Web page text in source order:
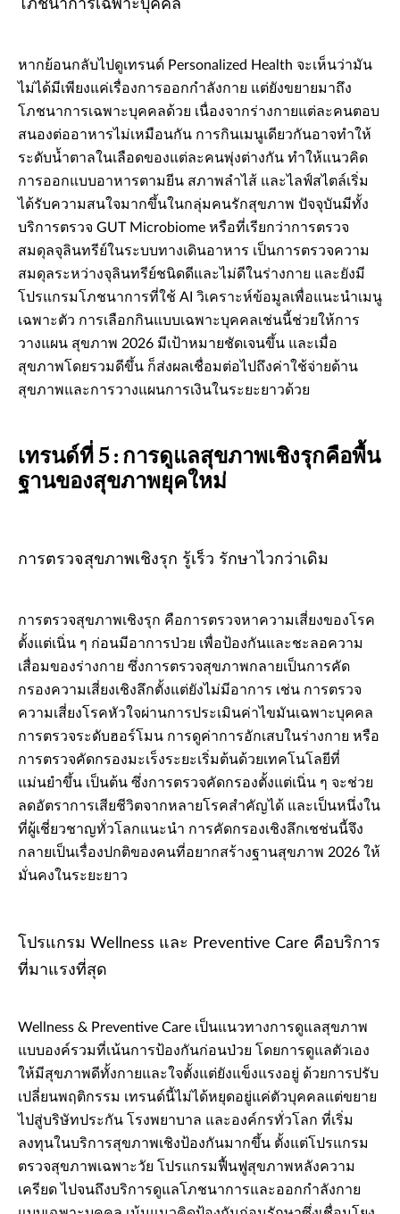
โภชนาการเฉพาะบุคคล
หากย้อนกลับไปดูเทรนด์ Personalized Health จะเห็นว่ามัน
ไม่ได้มีเพียงแค่เรื่องการออกกำลังกาย แต่ยังขยายมาถึง
โภชนาการเฉพาะบุคคลด้วย เนื่องจากร่างกายแต่ละคนตอบ
สนองต่ออาหารไม่เหมือนกัน การกินเมนูเดียวกันอาจทำให้
ระดับน้ำตาลในเลือดของแต่ละคนพุ่งต่างกัน ทำให้แนวคิด
การออกแบบอาหารตามยีน สภาพลำไส้ และไลฟ์สไตล์เริ่ม
ได้รับความสนใจมากขึ้นในกลุ่มคนรักสุขภาพ ปัจจุบันมีทั้ง
บริการตรวจ GUT Microbiome หรือที่เรียกว่าการตรวจ
สมดุลจุลินทรีย์ในระบบทางเดินอาหาร เป็นการตรวจความ
สมดุลระหว่างจุลินทรีย์ชนิดดีและไม่ดีในร่างกาย และยังมี
โปรแกรมโภชนาการที่ใช้ AI วิเคราะห์ข้อมูลเพื่อแนะนำเมนู
เฉพาะตัว การเลือกกินแบบเฉพาะบุคคลเช่นนี้ช่วยให้การ
วางแผน สุขภาพ 2026 มีเป้าหมายชัดเจนขึ้น และเมื่อ
สุขภาพโดยรวมดีขึ้น ก็ส่งผลเชื่อมต่อไปถึงค่าใช้จ่ายด้าน
สุขภาพและการวางแผนการเงินในระยะยาวด้วย
เทรนด์ที่ 5 : การดูแลสุขภาพเชิงรุกคือพื้น
ฐานของสุขภาพยุคใหม่
การตรวจสุขภาพเชิงรุก รู้เร็ว รักษาไวกว่าเดิม
การตรวจสุขภาพเชิงรุก คือการตรวจหาความเสี่ยงของโรค
ตั้งแต่เนิ่น ๆ ก่อนมีอาการป่วย เพื่อป้องกันและชะลอความ
เสื่อมของร่างกาย ซึ่งการตรวจสุขภาพกลายเป็นการคัด
กรองความเสี่ยงเชิงลึกตั้งแต่ยังไม่มีอาการ เช่น การตรวจ
ความเสี่ยงโรคหัวใจผ่านการประเมินค่าไขมันเฉพาะบุคคล
การตรวจระดับฮอร์โมน การดูค่าการอักเสบในร่างกาย หรือ
การตรวจคัดกรองมะเร็งระยะเริ่มต้นด้วยเทคโนโลยีที่
แม่นยำขึ้น เป็นต้น ซึ่งการตรวจคัดกรองตั้งแต่เนิ่น ๆ จะช่วย
ลดอัตราการเสียชีวิตจากหลายโรคสำคัญได้ และเป็นหนึ่งใน
ที่ผู้เชี่ยวชาญทั่วโลกแนะนำ การคัดกรองเชิงลึกเชช่นนี้จึง
กลายเป็นเรื่องปกติของคนที่อยากสร้างฐานสุขภาพ 2026 ให้
มั่นคงในระยะยาว
โปรแกรม Wellness และ Preventive Care คือบริการ
ที่มาแรงที่สุด
Wellness & Preventive Care เป็นแนวทางการดูแลสุขภาพ
แบบองค์รวมที่เน้นการป้องกันก่อนป่วย โดยการดูแลตัวเอง
ให้มีสุขภาพดีทั้งกายและใจตั้งแต่ยังแข็งแรงอยู่ ด้วยการปรับ
เปลี่ยนพฤติกรรม เทรนด์นี้ไม่ได้หยุดอยู่แค่ตัวบุคคลแต่ขยาย
ไปสู่บริษัทประกัน โรงพยาบาล และองค์กรทั่วโลก ที่เริ่ม
ลงทุนในบริการสุขภาพเชิงป้องกันมากขึ้น ตั้งแต่โปรแกรม
ตรวจสุขภาพเฉพาะวัย โปรแกรมฟื้นฟูสุขภาพหลังความ
เครียด ไปจนถึงบริการดูแลโภชนาการและออกกำลังกาย